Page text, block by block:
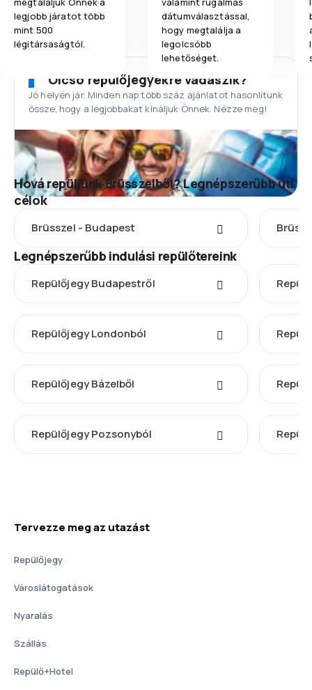
legjobb járatot több
mint 500
légitársaságtól.
dátumválasztással,
hogy megtalálja a
legolcsóbb
lehetőséget.
Olcsó repülőjegyekre vadászik?
Jó helyen jár. Minden nap több száz ajánlatot hasonlítunk
össze, hogy a legjobbakat kínáljuk Önnek. Nézze meg!
Hová repüljünk Brüsszelből? Legnépszerűbb úti
célok
Brüsszel - Budapest
Legnépszerűbb indulási repülőtereink
Repülőjegy Budapestről
Repülőjegy Londonból
Repülőjegy Bázelből
Repülőjegy Pozsonyból
Tervezze meg az utazást
Repülőjegy
Városlátogatások
Nyaralás
Szállás
Repülő+Hotel